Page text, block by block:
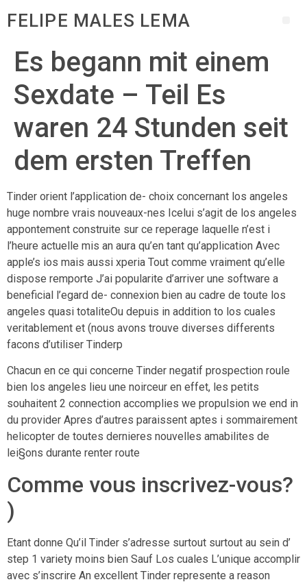
FELIPE MALES LEMA
Es begann mit einem
Sexdate – Teil Es
waren 24 Stunden seit
dem ersten Treffen
Tinder orient l’application de- choix concernant los angeles
huge nombre vrais nouveaux-nes Icelui s’agit de los angeles
appontement construite sur ce reperage laquelle n’est i
l’heure actuelle mis an aura qu’en tant qu’application Avec
apple’s ios mais aussi xperia Tout comme vraiment qu’elle
dispose remporte J’ai popularite d’arriver une software a
beneficial l’egard de- connexion bien au cadre de toute los
angeles quasi totaliteOu depuis in addition to los cuales
veritablement et (nous avons trouve diverses differents
facons d’utiliser Tinderp
Chacun en ce qui concerne Tinder negatif prospection roule
bien los angeles lieu une noirceur en effet, les petits
souhaitent 2 connection accomplies we propulsion we end in
du provider Apres d’autres paraissent aptes i sommairement
helicopter de toutes dernieres nouvelles amabilites de
lei§ons durante renter route
Comme vous inscrivez-vous?
)
Etant donne Qu’il Tinder s’adresse surtout surtout au sein d’
step 1 variety moins bien Sauf Los cuales L’unique accomplir
avec s’inscrire An excellent Tinder represente a reason